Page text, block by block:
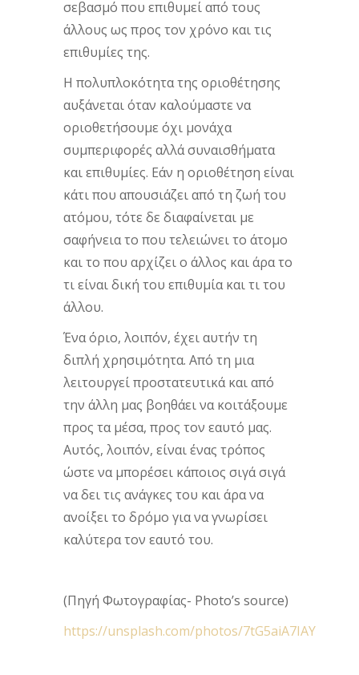
σεβασμό που επιθυμεί από τους
άλλους ως προς τον χρόνο και τις
επιθυμίες της.
Η πολυπλοκότητα της οριοθέτησης
αυξάνεται όταν καλούμαστε να
οριοθετήσουμε όχι μονάχα
συμπεριφορές αλλά συναισθήματα
και επιθυμίες. Εάν η οριοθέτηση είναι
κάτι που απουσιάζει από τη ζωή του
ατόμου, τότε δε διαφαίνεται με
σαφήνεια το που τελειώνει το άτομο
και το που αρχίζει ο άλλος και άρα το
τι είναι δική του επιθυμία και τι του
άλλου.
Ένα όριο, λοιπόν, έχει αυτήν τη
διπλή χρησιμότητα. Από τη μια
λειτουργεί προστατευτικά και από
την άλλη μας βοηθάει να κοιτάξουμε
προς τα μέσα, προς τον εαυτό μας.
Αυτός, λοιπόν, είναι ένας τρόπος
ώστε να μπορέσει κάποιος σιγά σιγά
να δει τις ανάγκες του και άρα να
ανοίξει το δρόμο για να γνωρίσει
καλύτερα τον εαυτό του.
(Πηγή Φωτογραφίας- Photo’s source)
https://unsplash.com/photos/7tG5aiA7IAY